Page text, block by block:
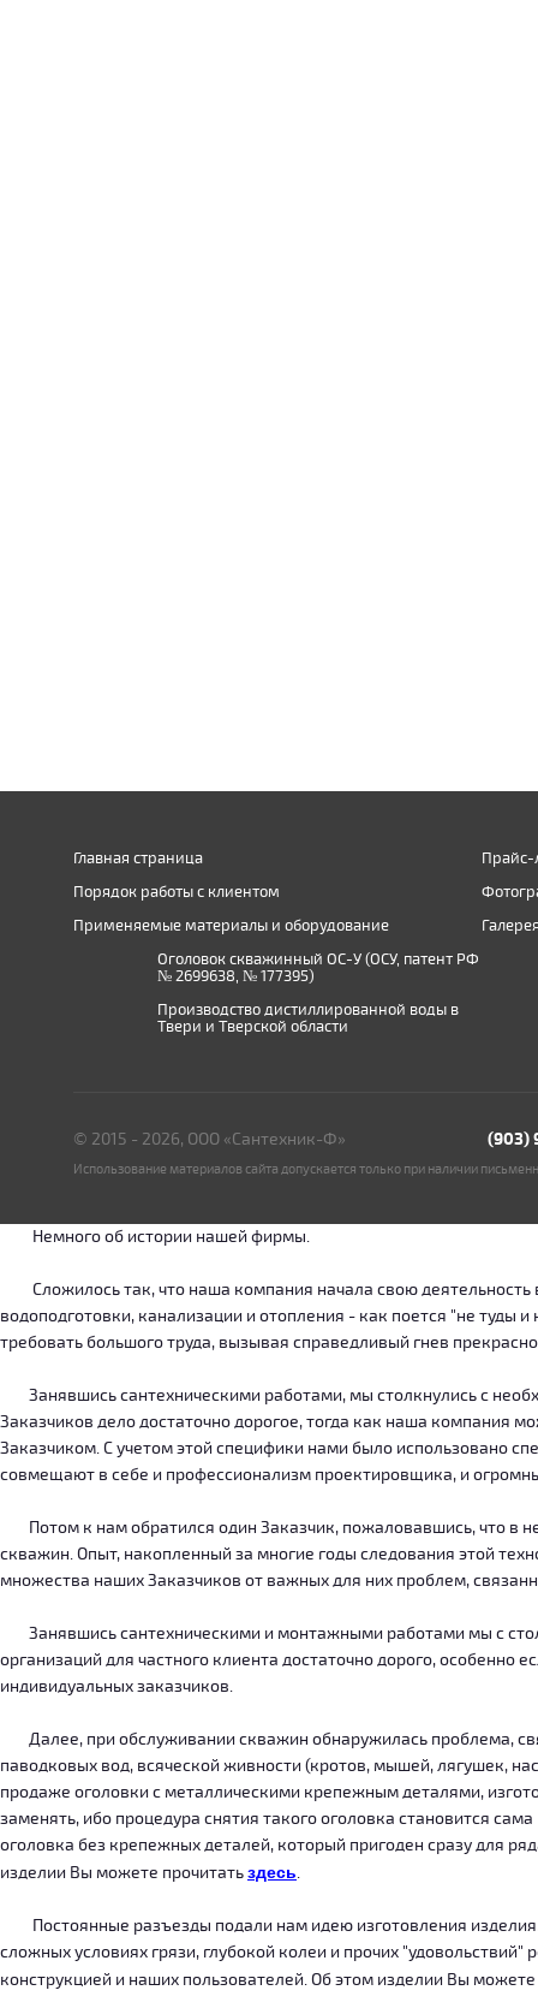
Главная страница
Порядок работы с клиентом
Применяемые материалы и оборудование
Прайс-
Оголовок скважинный ОС-У (ОСУ, патент РФ
№ 2699638, № 177395)
Производство дистиллированной воды в
Твери и Тверской области
© 2015 - 2026, ООО «Сантехник-Ф» (903)
Использование материалов сайта допускается только при наличии
Немного об истории нашей фирмы.
Сложилось так, что наша компания начала свою деятельность
водоподготовки, канализации и отопления - как поется "не
требовать большого труда, вызывая справедливый гнев
Занявшись сантехническими работами, мы столкнулись с
Заказчиков дело достаточно дорогое, тогда как наша компания
Заказчиком. С учетом этой специфики нами было использовано
совмещают в себе и профессионализм проектировщика, и
Потом к нам обратился один Заказчик, пожаловавшись, что в
скважин. Опыт, накопленный за многие годы следования этой
множества наших Заказчиков от важных для них проблем,
Занявшись сантехническими и монтажными работами мы с
организаций для частного клиента достаточно дорого, особенно
индивидуальных заказчиков.
Далее, при обслуживании скважин обнаружилась проблема,
паводковых вод, всяческой живности (кротов, мышей, лягушек,
продаже оголовки с металлическими крепежным деталями,
заменять, ибо процедура снятия такого оголовка становится
оголовка без крепежных деталей, который пригоден сразу для
изделии Вы можете прочитатьздесь.
Постоянные разъезды подали нам идею изготовления
сложных условиях грязи, глубокой колеи и прочих
конструкцией и наших пользователей. Об этом изделии Вы